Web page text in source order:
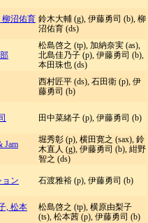
柳沼佑育 鈴木大輔 (g), 伊藤勇司 (b), 柳
沼佑育 (ds)
松島啓之 (tp), 加納奈実 (as),
北島佳乃子 (p), 伊藤勇司 (b),
本田珠也 (ds)
西村匠平 (ds), 石田衛 (p), 伊
藤勇司 (b)
田中菜緒子 (p), 伊藤勇司 (b)
Jam
堀秀彰 (p), 横田寛之 (sax), 鈴
木直人 (g), 伊藤勇司 (b), 紺野
智之 (ds)
ン 石渡雅裕 (p), 伊藤勇司 (b)
, 松本
松島啓之 (tp), 横原由梨子
(ts), 松本茜 (p), 伊藤勇司 (b)